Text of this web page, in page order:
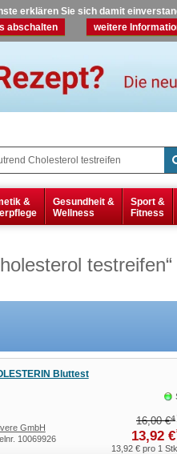
erklären Sie sich damit
abschalten
weitere
&
Gesundheit &
Wellness
Sport &
Fitness
testreifen“
Bluttest
GmbH
10069926
16,00 €
13,92 €
13,92 € pro 1 Stk